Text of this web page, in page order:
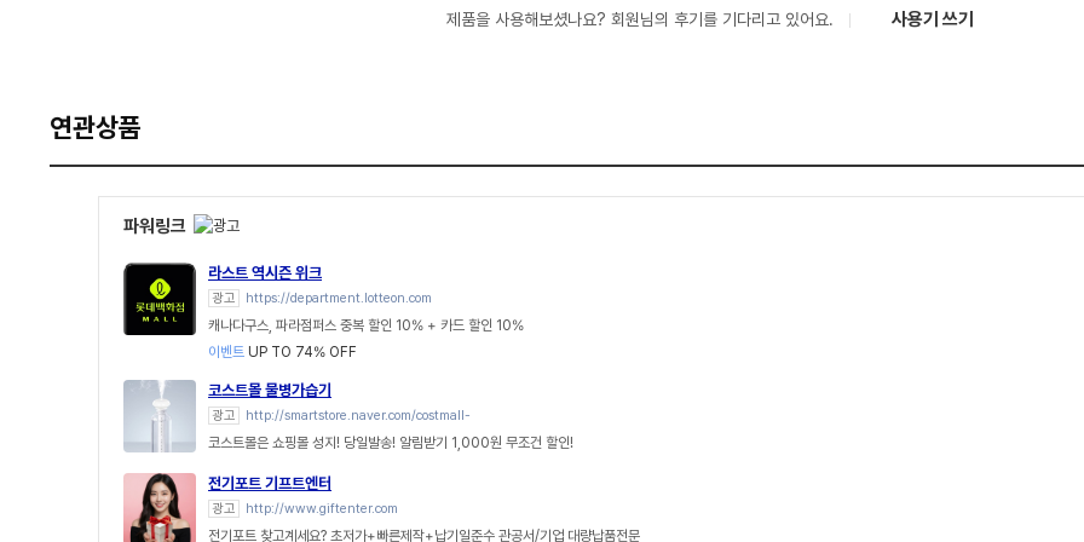
제품을 사용해보셨나요? 회원님의 후기를 기다리고 있어요. 사용기 쓰기
연관상품
파워링크
라스트 역시즌 위크
광고 https://department.lotteon.com
캐나다구스, 파라점퍼스 중복 할인 10% + 카드 할인 10%
이벤트 UP TO 74% OFF
코스트몰 물병가습기
광고 http://smartstore.naver.com/costmall-
코스트몰은 쇼핑몰 성지! 당일발송! 알림받기 1,000원 무조건 할인!
전기포트 기프트엔터
광고 http://www.giftenter.com
전기포트 찾고계세요? 초저가+빠른제작+납기일준수 관공서/기업 대량납품전문